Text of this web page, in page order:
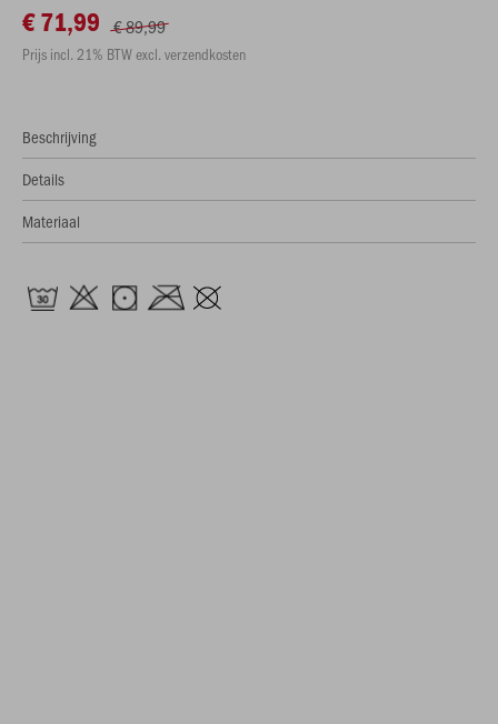
€ 71,99 € 89,99
Prijs incl. 21% BTW excl. verzendkosten
Beschrijving
Details
Materiaal